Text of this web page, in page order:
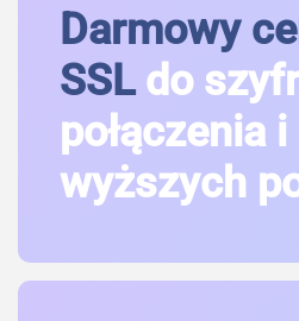
Darmowy
SSLdo
połączenia i
wyższych